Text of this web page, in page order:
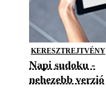
KERESZTREJTVÉNY
Napi sudoku -
nehezebb verzió